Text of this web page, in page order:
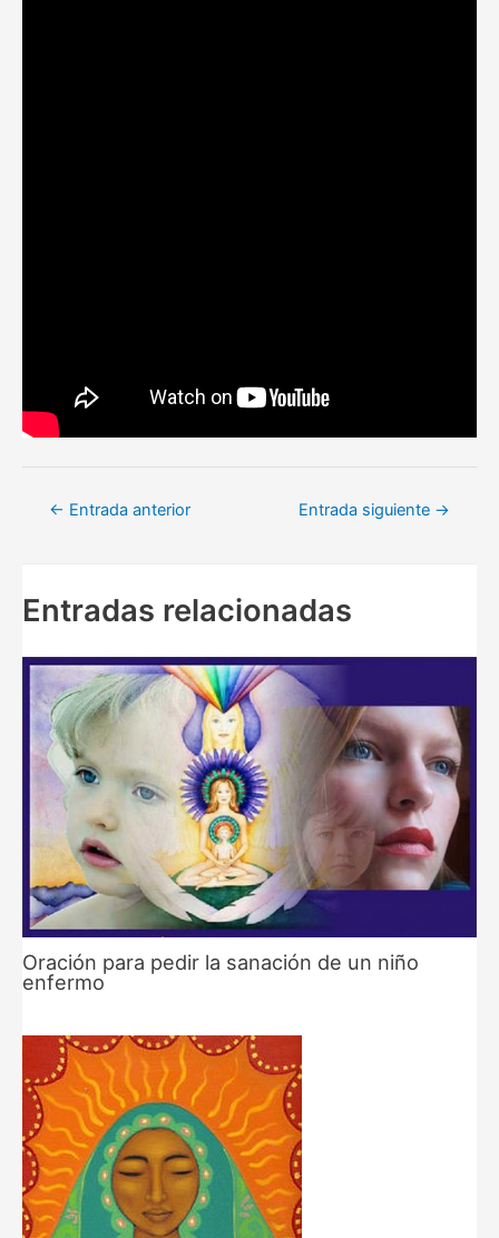
Navegación
← Entrada anterior Entrada siguiente →
Entradas relacionadas
Oración para pedir la sanación de un niño
enfermo